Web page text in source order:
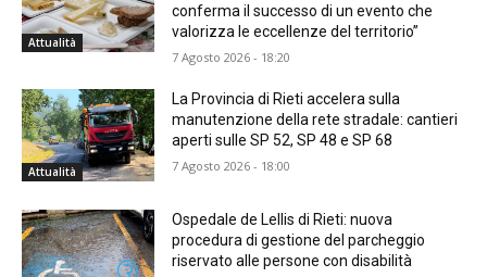
Attualità
conferma il successo di un evento che
valorizza le eccellenze del territorio”
7 Agosto 2026 - 18:20
Attualità
La Provincia di Rieti accelera sulla
manutenzione della rete stradale: cantieri
aperti sulle SP 52, SP 48 e SP 68
7 Agosto 2026 - 18:00
Ospedale de Lellis di Rieti: nuova
procedura di gestione del parcheggio
riservato alle persone con disabilità